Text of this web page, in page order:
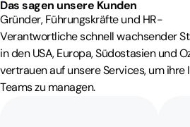
Das sagen unsere Kunden
Gründer, Führungskräfte und HR-
Verantwortliche schnell wachsender
in den USA, Europa, Südostasien und
vertrauen auf unsere Services, um ihre
Teams zu managen.